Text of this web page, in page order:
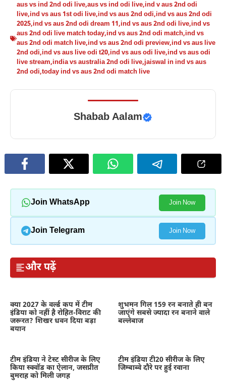
aus vs ind 2nd odi live,aus vs ind odi live,ind v aus 2nd odi
live,ind vs aus 1st odi live,ind vs aus 2nd odi,ind vs aus 2nd odi
2025,ind vs aus 2nd odi dream 11,ind vs aus 2nd odi live,ind vs
aus 2nd odi live match today,ind vs aus 2nd odi match,ind vs
aus 2nd odi match live,ind vs aus 2nd odi preview,ind vs aus live
2nd odi,ind vs aus live odi t20,ind vs aus odi live,ind vs aus odi
live stream,india vs australia 2nd odi live,jaiswal in ind vs aus
2nd odi,today ind vs aus 2nd odi match live
Shabab Aalam
Join WhatsApp Join Now
Join Telegram Join Now
और पढ़ें
क्या 2027 के वर्ल्ड कप में टीम
इंडिया को नहीं है रोहित-विराट की
जरूरत? शिखर धवन दिया बड़ा
बयान
शुभमन गिल 159 रन बनाते ही बन
जाएंगे सबसे ज्यादा रन बनाने वाले
बल्लेबाज
टीम इंडिया ने टेस्ट सीरीज के लिए
किया स्क्वॉड का ऐलान, जसप्रीत
बुमराह को मिली जगह
टीम इंडिया टी20 सीरीज के लिए
जिम्बाब्वे दौरे पर हुई रवाना